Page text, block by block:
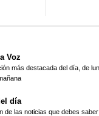
Voz
más destacada del día, de
día
de las noticias que debes